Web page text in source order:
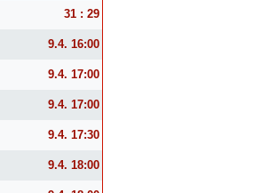
31 : 29
9.4. 16:00
9.4. 17:00
9.4. 17:00
9.4. 17:30
9.4. 18:00